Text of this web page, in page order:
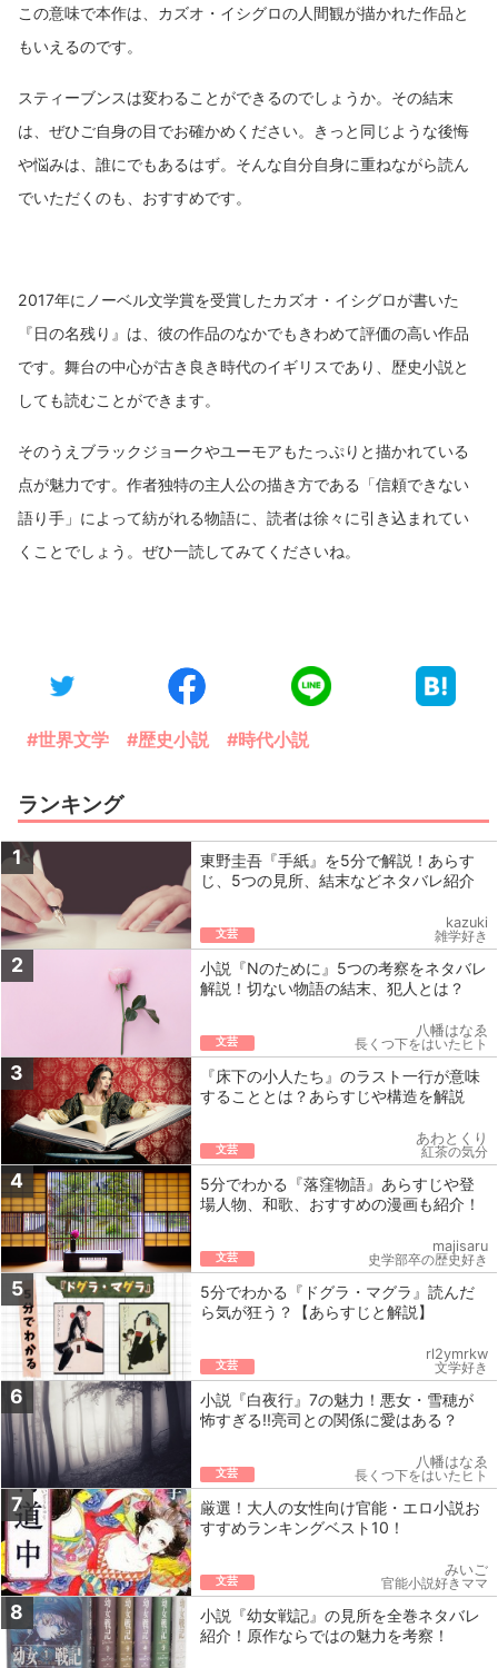
この意味で本作は、カズオ・イシグロの人間観が描かれた作品と
もいえるのです。
スティーブンスは変わることができるのでしょうか。その結末
は、ぜひご自身の目でお確かめください。きっと同じような後悔
や悩みは、誰にでもあるはず。そんな自分自身に重ねながら読ん
でいただくのも、おすすめです。
2017年にノーベル文学賞を受賞したカズオ・イシグロが書いた
『日の名残り』は、彼の作品のなかでもきわめて評価の高い作品
です。舞台の中心が古き良き時代のイギリスであり、歴史小説と
しても読むことができます。
そのうえブラックジョークやユーモアもたっぷりと描かれている
点が魅力です。作者独特の主人公の描き方である「信頼できない
語り手」によって紡がれる物語に、読者は徐々に引き込まれてい
くことでしょう。ぜひ一読してみてくださいね。
#世界文学 #歴史小説 #時代小説
ランキング
1
東野圭吾『手紙』を5分で解説！あらす
じ、5つの見所、結末などネタバレ紹介
文芸
kazuki
雑学好き
2
小説『Nのために』5つの考察をネタバレ
解説！切ない物語の結末、犯人とは？
文芸
八幡はなゑ
長くつ下をはいたヒト
3
『床下の小人たち』のラスト一行が意味
することとは？あらすじや構造を解説
文芸
あわとくり
紅茶の気分
4
5分でわかる『落窪物語』あらすじや登
場人物、和歌、おすすめの漫画も紹介！
文芸
majisaru
史学部卒の歴史好き
5
5分でわかる『ドグラ・マグラ』読んだ
ら気が狂う？【あらすじと解説】
文芸
rl2ymrkw
文学好き
6
小説『白夜行』7の魅力！悪女・雪穂が
怖すぎる!!亮司との関係に愛はある？
文芸
八幡はなゑ
長くつ下をはいたヒト
7
厳選！大人の女性向け官能・エロ小説お
すすめランキングベスト10！
文芸
みいご
官能小説好きママ
8
小説『幼女戦記』の見所を全巻ネタバレ
紹介！原作ならではの魅力を考察！